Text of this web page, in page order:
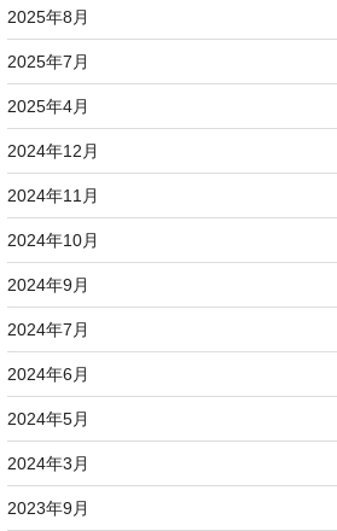
2025年8月
2025年7月
2025年4月
2024年12月
2024年11月
2024年10月
2024年9月
2024年7月
2024年6月
2024年5月
2024年3月
2023年9月